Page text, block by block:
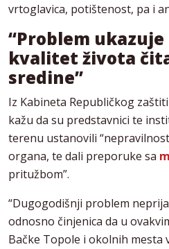
vrtoglavica, potištenost, pa i
“Problem ukazuje
kvalitet života
sredine”
Iz Kabineta Republičkog
kažu da su predstavnici te
terenu ustanovili
organa, te dali preporuke sa
pritužbom”.
“Dugogodišnji problem
odnosno činjenica da u
Bačke Topole i okolnih mesta